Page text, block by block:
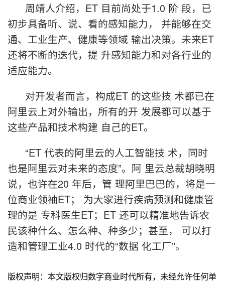
周靖人介绍，ET 目前尚处于1.0 阶 段，已
初步具备听、说、看的感知能力， 并能够在交
通、工业生产、健康等领域 输出决策。未来ET
还将不断的迭代，提 升感知能力和对各行业的
适应能力。
对开发者而言，构成ET 的这些技 术都已在
阿里云上对外输出，所有的开 发展都可以基于
这些产品和技术构建 自己的ET。
“ET 代表的阿里云的人工智能技 术，同时
也是阿里云对未来的态度”。阿 里云总裁胡晓明
说，也许在20 年后，管 理阿里巴巴的，将是一
位商业领袖ET； 为大家进行疾病预测和健康管
理的是 专科医生ET；ET 还可以精准地告诉农
民该种什么、怎么种、种多少；甚至， 可以打
造和管理工业4.0 时代的“数据 化工厂”。
版权声明：本文版权归数字商业时代所有，未经允许任何单